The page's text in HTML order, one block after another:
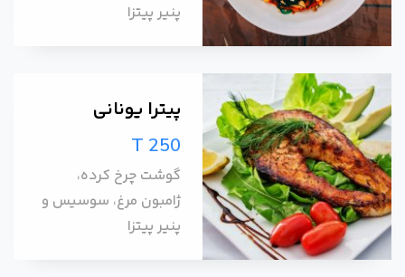
پنیر پیتزا
پیترا یونانی
T 250
گوشت چرخ کرده،
ژامبون مرغ، سوسیس و
پنیر پیتزا